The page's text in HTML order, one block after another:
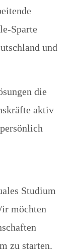
Sparte
und
die
aktiv
Studium
möchten
zu starten.